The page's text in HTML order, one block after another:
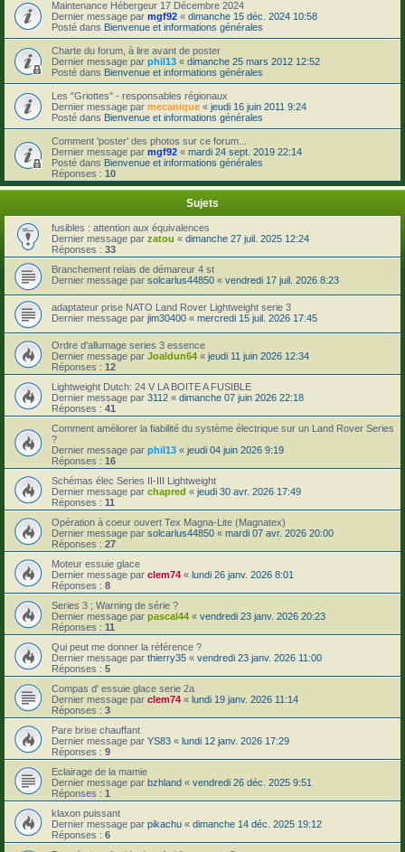
Maintenance Hébergeur 17 Décembre 2024
Dernier message par mgf92 « dimanche 15 déc. 2024 10:58
Posté dans Bienvenue et informations générales
Charte du forum, à lire avant de poster
Dernier message par phil13 « dimanche 25 mars 2012 12:52
Posté dans Bienvenue et informations générales
Les "Griottes" - responsables régionaux
Dernier message par mecanique « jeudi 16 juin 2011 9:24
Posté dans Bienvenue et informations générales
Comment 'poster' des photos sur ce forum...
Dernier message par mgf92 « mardi 24 sept. 2019 22:14
Posté dans Bienvenue et informations générales
Réponses : 10
Sujets
fusibles : attention aux équivalences
Dernier message par zatou « dimanche 27 juil. 2025 12:24
Réponses : 33
Branchement relais de démareur 4 st
Dernier message par solcarlus44850 « vendredi 17 juil. 2026 8:23
adaptateur prise NATO Land Rover Lightweight serie 3
Dernier message par jim30400 « mercredi 15 juil. 2026 17:45
Ordre d'allumage series 3 essence
Dernier message par Joaldun64 « jeudi 11 juin 2026 12:34
Réponses : 12
Lightweight Dutch: 24 V LA BOITE A FUSIBLE
Dernier message par 3112 « dimanche 07 juin 2026 22:18
Réponses : 41
Comment améliorer la fiabilité du système électrique sur un Land Rover Series
?
Dernier message par phil13 « jeudi 04 juin 2026 9:19
Réponses : 16
Schémas élec Series II-III Lightweight
Dernier message par chapred « jeudi 30 avr. 2026 17:49
Réponses : 11
Opération à coeur ouvert Tex Magna-Lite (Magnatex)
Dernier message par solcarlus44850 « mardi 07 avr. 2026 20:00
Réponses : 27
Moteur essuie glace
Dernier message par clem74 « lundi 26 janv. 2026 8:01
Réponses : 8
Series 3 ; Warning de série ?
Dernier message par pascal44 « vendredi 23 janv. 2026 20:23
Réponses : 11
Qui peut me donner la référence ?
Dernier message par thierry35 « vendredi 23 janv. 2026 11:00
Réponses : 5
Compas d' essuie glace serie 2a
Dernier message par clem74 « lundi 19 janv. 2026 11:14
Réponses : 3
Pare brise chauffant
Dernier message par YS83 « lundi 12 janv. 2026 17:29
Réponses : 9
Eclairage de la mamie
Dernier message par bzhland « vendredi 26 déc. 2025 9:51
Réponses : 1
klaxon puissant
Dernier message par pikachu « dimanche 14 déc. 2025 19:12
Réponses : 6